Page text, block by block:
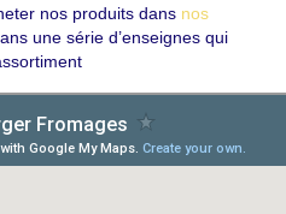
nos produits dans nos
une série d’enseignes qui